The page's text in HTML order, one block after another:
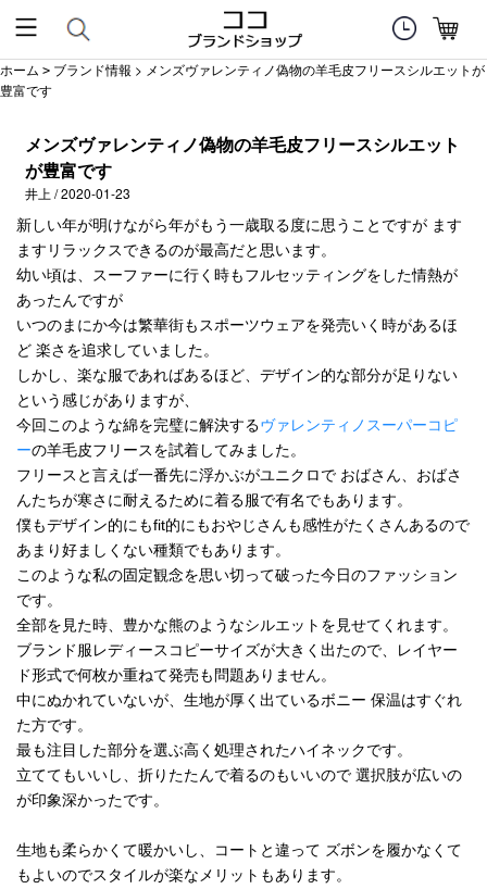
ホーム > ブランド情報 > メンズヴァレンティノ偽物の羊毛皮フリースシルエットが
豊富です
メンズヴァレンティノ偽物の羊毛皮フリースシルエット
が豊富です
井上 / 2020-01-23
新しい年が明けながら年がもう一歳取る度に思うことですが ます
ますリラックスできるのが最高だと思います。
幼い頃は、スーファーに行く時もフルセッティングをした情熱が
あったんですが
いつのまにか今は繁華街もスポーツウェアを発売いく時があるほ
ど 楽さを追求していました。
しかし、楽な服であればあるほど、デザイン的な部分が足りない
という感じがありますが、
今回このような綿を完璧に解決するヴァレンティノスーパーコピ
ーの羊毛皮フリースを試着してみました。
フリースと言えば一番先に浮かぶがユニクロで おばさん、おばさ
んたちが寒さに耐えるために着る服で有名でもあります。
僕もデザイン的にもfit的にもおやじさんも感性がたくさんあるので
あまり好ましくない種類でもあります。
このような私の固定観念を思い切って破った今日のファッション
です。
全部を見た時、豊かな熊のようなシルエットを見せてくれます。
ブランド服レディースコピーサイズが大きく出たので、レイヤー
ド形式で何枚か重ねて発売も問題ありません。
中にぬかれていないが、生地が厚く出ているボニー 保温はすぐれ
た方です。
最も注目した部分を選ぶ高く処理されたハイネックです。
立ててもいいし、折りたたんで着るのもいいので 選択肢が広いの
が印象深かったです。
生地も柔らかくて暖かいし、コートと違って ズボンを履かなくて
もよいのでスタイルが楽なメリットもあります。